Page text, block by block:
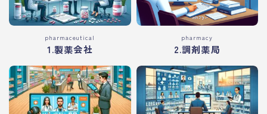
pharmaceutical
1.製薬会社
pharmacy
2.調剤薬局